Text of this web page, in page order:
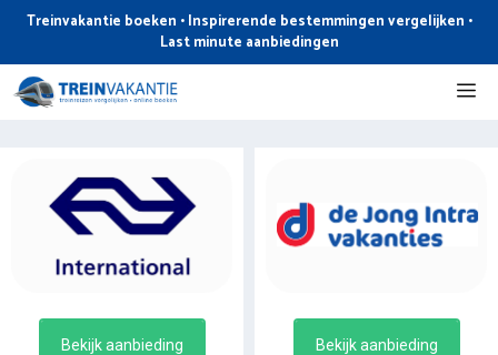
de
inhoud
Treinvakantie boeken • Inspirerende bestemmingen vergelijken •
Last minute aanbiedingen
Bekijk aanbieding Bekijk aanbieding